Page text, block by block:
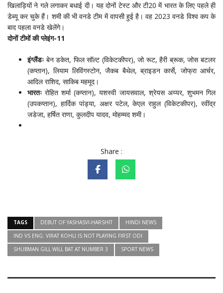
खिलाड़ियों ने गले लगाकर बधाई दी। यह दोनों टेस्ट और टी20 में भारत के लिए पहले ही
डेब्यू कर चुके हैं। शमी की भी वनडे टीम में वापसी हुई है। वह 2023 वनडे विश्व कप के
बाद पहला वनडे खेलेंगे।
दोनों टीमों की प्लेइंग-11
इंग्लैंडः बेन डकेत, फिल सॉल्ट (विकेटकीपर), जो रूट, हैरी ब्रूक, जोस बटलर
(कप्तान), लियाम लिविंगस्टोन, जैकब बैथेल, ब्राइडन कार्से, जोफ्रा आर्चर,
आदिल राशिद, साकिब महमूद।
भारतः रोहित शर्मा (कप्तान), यशस्वी जायसवाल, श्रेयस अय्यर, शुभमन गिल
(उपकप्तान), हार्दिक पांड्या, अक्षर पटेल, केएल राहुल (विकेटकीपर), रवींद्र
जडेजा, हर्षित राणा, कुलदीप यादव, मोहम्मद शमी।
Share :
TAGS DEBUT OF YASHASVI-HARSHIT
HINDI NEWS
IND VS ENG: VIRAT KOHLI IS NOT PLAYING FIRST ODI
SHUBMAN GILL WILL BAT AT NUMBER 3
SPORT NEWS